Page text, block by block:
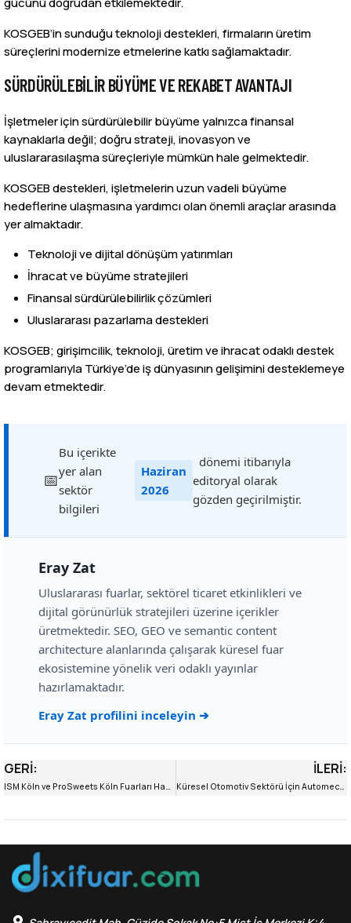
KOSGEB’in sunduğu teknoloji destekleri, firmaların üretim
süreçlerini modernize etmelerine katkı sağlamaktadır.
SÜRDÜRÜLEBILIR BÜYÜME VE REKABET AVANTAJI
İşletmeler için sürdürülebilir büyüme yalnızca finansal
kaynaklarla değil; doğru strateji, inovasyon ve
uluslararasılaşma süreçleriyle mümkün hale gelmektedir.
KOSGEB destekleri, işletmelerin uzun vadeli büyüme
hedeflerine ulaşmasına yardımcı olan önemli araçlar arasında
yer almaktadır.
Teknoloji ve dijital dönüşüm yatırımları
İhracat ve büyüme stratejileri
Finansal sürdürülebilirlik çözümleri
Uluslararası pazarlama destekleri
KOSGEB; girişimcilik, teknoloji, üretim ve ihracat odaklı destek
programlarıyla Türkiye’de iş dünyasının gelişimini desteklemeye
devam etmektedir.
Bu içerikte
yer alan
sektör
bilgileri
Haziran
2026
dönemi itibarıyla
editoryal olarak
gözden geçirilmiştir.
Eray Zat
Uluslararası fuarlar, sektörel ticaret etkinlikleri ve
dijital görünürlük stratejileri üzerine içerikler
üretmektedir. SEO, GEO ve semantic content
architecture alanlarında çalışarak küresel fuar
ekosistemine yönelik veri odaklı yayınlar
hazırlamaktadır.
Eray Zat profilini inceleyin ➔
GERI:
ISM Köln ve ProSweets Köln Fuarları Hakkında Bilgiler
İLERI:
Küresel Otomotiv Sektörü İçin Automechanika